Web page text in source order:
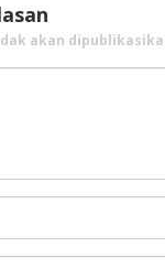
akan